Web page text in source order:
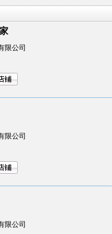
限公司
限公司
限公司